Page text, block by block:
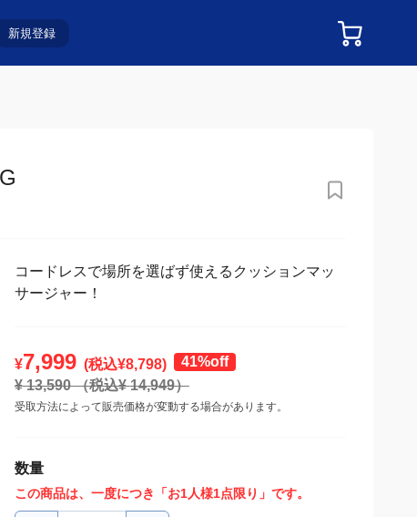
新規登録
コードレスで場所を選ばず使えるクッションマッ
サージャー！
¥7,999 (税込¥8,798)
41%off
¥ 13,590（税込¥14,949）
受取方法によって販売価格が変動する場合があります。
数量
この商品は、一度につき「お1人様1点限り」です。